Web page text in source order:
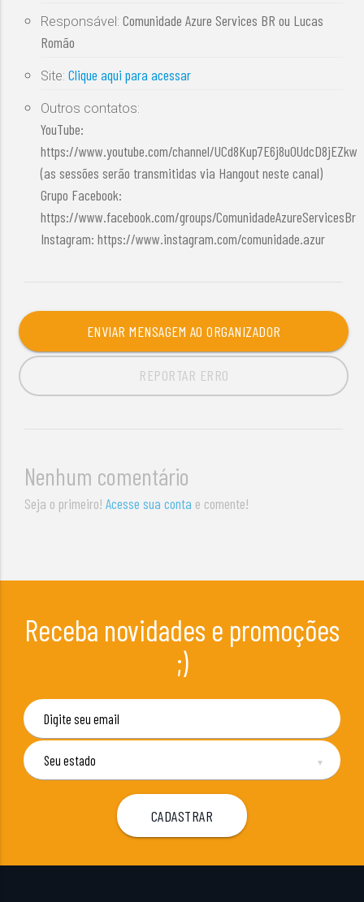
Responsável:Comunidade Azure Services BR ou Lucas
Romão
Site:Clique aqui para acessar
Outros contatos:
YouTube:
https://www.youtube.com/channel/UCd8Kup7E6j8uOUdcD8jEZkw
(as sessões serão transmitidas via Hangout neste canal)
Grupo Facebook:
https://www.facebook.com/groups/ComunidadeAzureServicesBr
Instagram: https://www.instagram.com/comunidade.azur
ENVIAR MENSAGEM AO ORGANIZADOR
REPORTAR ERRO
Nenhum comentário
Seja o primeiro!Acesse sua conta e comente!
Receba novidades e promoções
;)
▼